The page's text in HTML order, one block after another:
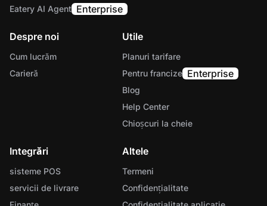
Eatery AI Agent Enterprise
Despre noi
Cum lucrăm
Carieră
Utile
Planuri tarifare
Pentru francize Enterprise
Blog
Help Center
Chioșcuri la cheie
Integrări
sisteme POS
servicii de livrare
Altele
Termeni
Confidențialitate